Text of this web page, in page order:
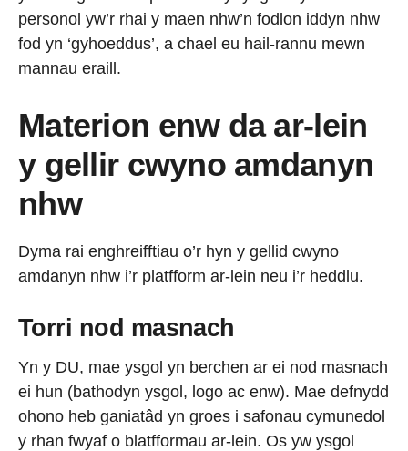
personol yw’r rhai y maen nhw’n fodlon iddyn nhw
fod yn ‘gyhoeddus’, a chael eu hail-rannu mewn
mannau eraill.
Materion enw da ar-lein
y gellir cwyno amdanyn
nhw
Dyma rai enghreifftiau o’r hyn y gellid cwyno
amdanyn nhw i’r platfform ar-lein neu i’r heddlu.
Torri nod masnach
Yn y DU, mae ysgol yn berchen ar ei nod masnach
ei hun (bathodyn ysgol, logo ac enw). Mae defnydd
ohono heb ganiatâd yn groes i safonau cymunedol
y rhan fwyaf o blatfformau ar-lein. Os yw ysgol